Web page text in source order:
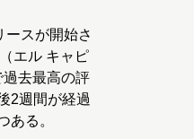
ースが開始さ
エル キャピ
過去最高の評
2週間が経過
ある。